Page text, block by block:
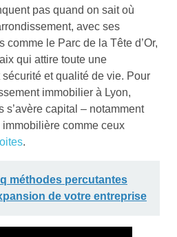
pas quand on sait où
avec ses
comme le Parc de la Tête d’Or,
qui attire toute une
et qualité de vie. Pour
immobilier à Lyon,
s’avère capital – notamment
comme ceux
.
méthodes percutantes
de votre entreprise